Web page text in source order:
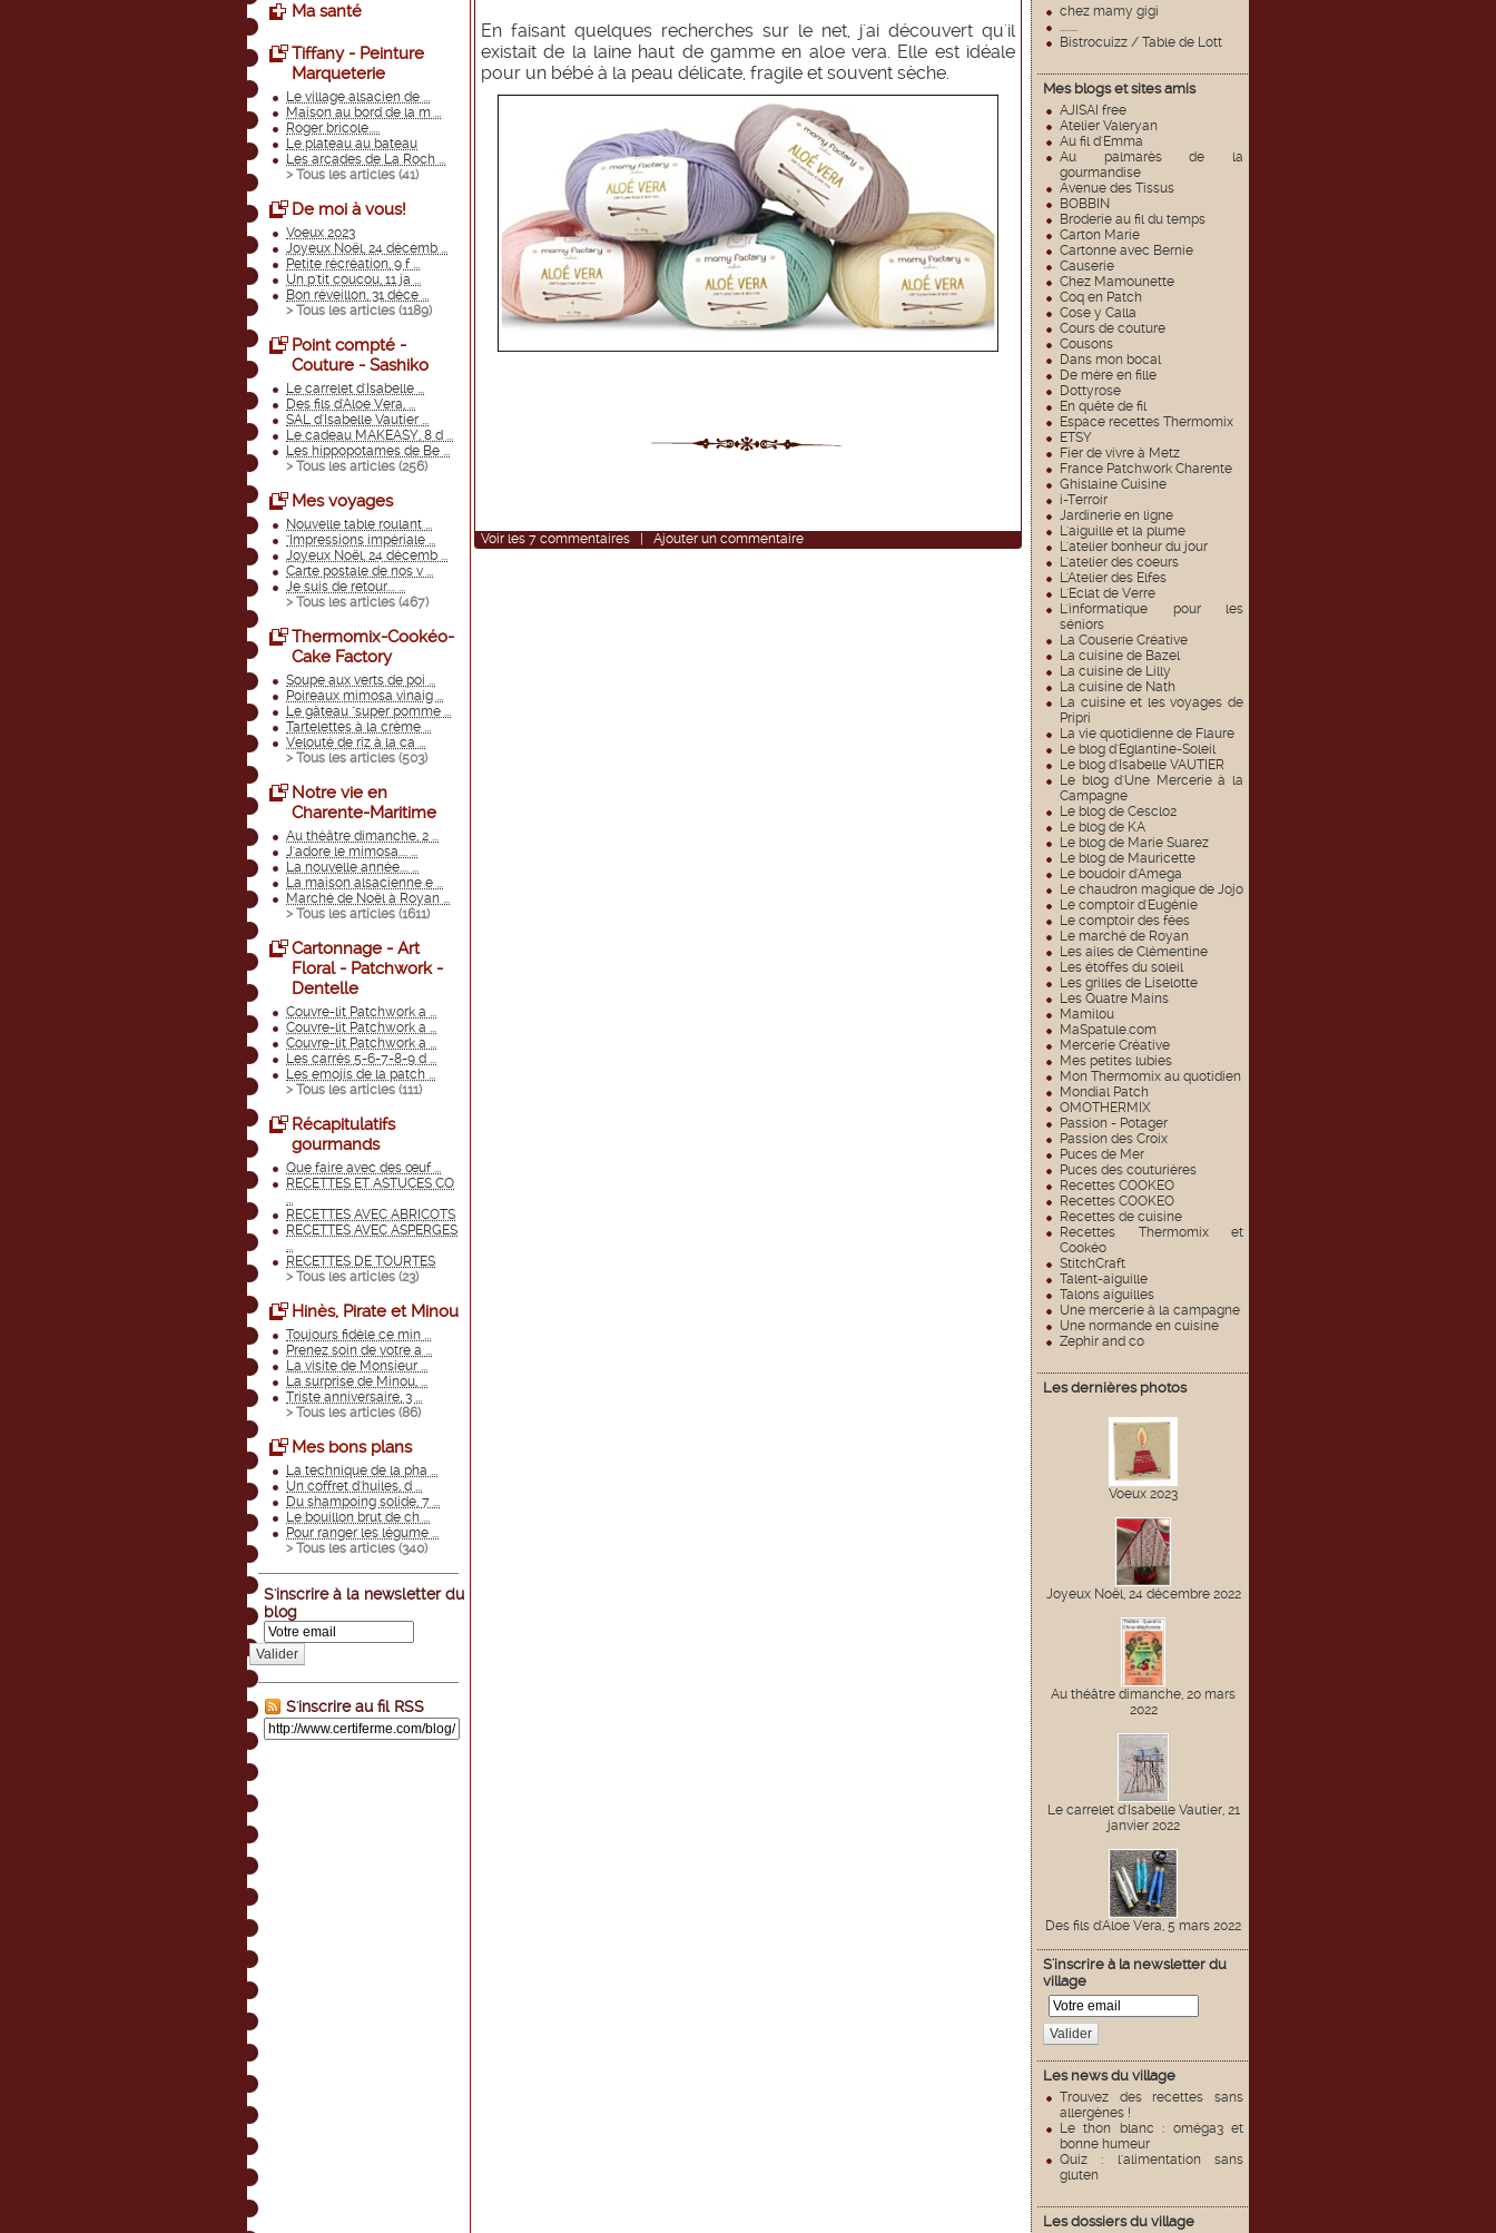
chez mamy gigi
........
Bistrocuizz / Table de Lott
Mes blogs et sites amis
AJISAI free
Atelier Valeryan
Au fil d'Emma
Au palmarès de la
gourmandise
Avenue des Tissus
BOBBIN
Broderie au fil du temps
Carton Marie
Cartonne avec Bernie
Causerie
Chez Mamounette
Coq en Patch
Cose y Calla
Cours de couture
Cousons
Dans mon bocal
De mère en fille
Dottyrose
En quête de fil
Espace recettes Thermomix
ETSY
Fier de vivre à Metz
France Patchwork Charente
Ghislaine Cuisine
i-Terroir
Jardinerie en ligne
L'aiguille et la plume
L'atelier bonheur du jour
L'atelier des coeurs
L'Atelier des Elfes
L'Eclat de Verre
L'informatique pour les
séniors
La Couserie Créative
La cuisine de Bazel
La cuisine de Lilly
La cuisine de Nath
La cuisine et les voyages de
Pripri
La vie quotidienne de Flaure
Le blog d'Eglantine-Soleil
Le blog d'Isabelle VAUTIER
Le blog d'Une Mercerie à la
Campagne
Le blog de Cesclo2
Le blog de KA
Le blog de Marie Suarez
Le blog de Mauricette
Le boudoir d'Amega
Le chaudron magique de Jojo
Le comptoir d'Eugénie
Le comptoir des fées
Le marché de Royan
Les ailes de Clémentine
Les étoffes du soleil
Les grilles de Liselotte
Les Quatre Mains
Mamilou
MaSpatule.com
Mercerie Créative
Mes petites lubies
Mon Thermomix au quotidien
Mondial Patch
OMOTHERMIX
Passion - Potager
Passion des Croix
Puces de Mer
Puces des couturières
Recettes COOKEO
Recettes COOKEO
Recettes de cuisine
Recettes Thermomix et
Cookéo
StitchCraft
Talent-aiguille
Talons aiguilles
Une mercerie à la campagne
Une normande en cuisine
Zephir and co
Les dernières photos
Voeux 2023
Joyeux Noël, 24 décembre 2022
Au théâtre dimanche, 20 mars
2022
Le carrelet d'Isabelle Vautier, 21
janvier 2022
Des fils d'Aloe Vera, 5 mars 2022
S'inscrire à la newsletter du
village
Valider
Les news du village
Trouvez des recettes sans
allergènes !
Le thon blanc : oméga3 et
bonne humeur
Quiz : l'alimentation sans
gluten
Les dossiers du village
Ma santé
Tiffany - Peinture
Marqueterie
Le village alsacien de ...
Maison au bord de la m ...
Roger bricole.....
Le plateau au bateau
Les arcades de La Roch ...
> Tous les articles (41)
De moi à vous!
Voeux 2023
Joyeux Noël, 24 décemb ...
Petite récréation, 9 f ...
Un p'tit coucou, 11 ja ...
Bon réveillon, 31 déce ...
> Tous les articles (1189)
Point compté -
Couture - Sashiko
Le carrelet d'Isabelle ...
Des fils d'Aloe Vera, ...
SAL d'Isabelle Vautier ...
Le cadeau MAKEASY, 8 d ...
Les hippopotames de Be ...
> Tous les articles (256)
Mes voyages
Nouvelle table roulant ...
"Impressions impériale ...
Joyeux Noël, 24 décemb ...
Carte postale de nos v ...
Je suis de retour.... ...
> Tous les articles (467)
Thermomix-Cookéo-
Cake Factory
Soupe aux verts de poi ...
Poireaux mimosa vinaig ...
Le gâteau "super pomme ...
Tartelettes à la crème ...
Velouté de riz à la ca ...
> Tous les articles (503)
Notre vie en
Charente-Maritime
Au théâtre dimanche, 2 ...
J'adore le mimosa.... ...
La nouvelle année.... ...
La maison alsacienne e ...
Marché de Noël à Royan ...
> Tous les articles (1611)
Cartonnage - Art
Floral - Patchwork -
Dentelle
Couvre-lit Patchwork a ...
Couvre-lit Patchwork a ...
Couvre-lit Patchwork a ...
Les carrés 5-6-7-8-9 d ...
Les emojis de la patch ...
> Tous les articles (111)
Récapitulatifs
gourmands
Que faire avec des œuf ...
RECETTES ET ASTUCES CO
...
RECETTES AVEC ABRICOTS
RECETTES AVEC ASPERGES
...
RECETTES DE TOURTES
> Tous les articles (23)
Hinès, Pirate et Minou
Toujours fidèle ce min ...
Prenez soin de votre a ...
La visite de Monsieur ...
La surprise de Minou, ...
Triste anniversaire, 3 ...
> Tous les articles (86)
Mes bons plans
La technique de la pha ...
Un coffret d'huiles, d ...
Du shampoing solide, 7 ...
Le bouillon brut de ch ...
Pour ranger les légume ...
> Tous les articles (340)
S'inscrire à la newsletter du
blog
Valider
S'inscrire au fil RSS
En faisant quelques recherches sur le net, j'ai découvert qu'il
existait de la laine haut de gamme en aloe vera. Elle est idéale
pour un bébé à la peau délicate, fragile et souvent sèche.
Voir les 7 commentaires | Ajouter un commentaire